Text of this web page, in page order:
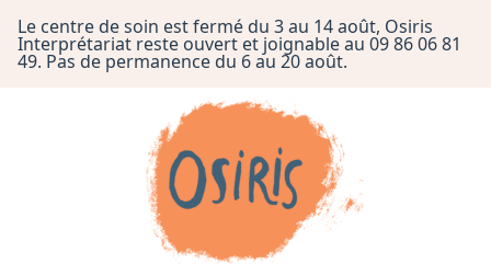
Le centre de soin est fermé du 3 au 14 août, Osiris
Interprétariat reste ouvert et joignable au 09 86 06 81
49. Pas de permanence du 6 au 20 août.